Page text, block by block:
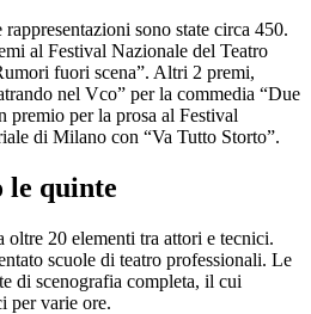
sono state circa 450.
al Festival Nazionale del Teatro
fuori scena”. Altri 2 premi,
nel Vco” per la commedia “Due
premio per la prosa al Festival
di Milano con “Va Tutto Storto”.
le quinte
oltre 20 elementi tra attori e tecnici.
scuole di teatro professionali. Le
di scenografia completa, il cui
per varie ore.